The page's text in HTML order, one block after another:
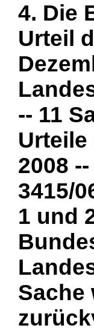
4. Die
Urteil
-- 11
2008
3415/
1 und
Sache